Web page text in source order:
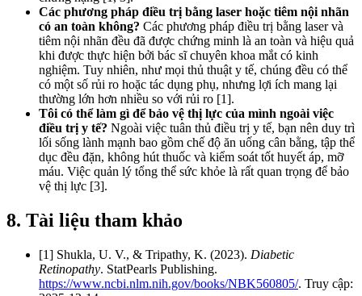
Các phương pháp điều trị bằng laser hoặc tiêm nội nhãn
có an toàn không? Các phương pháp điều trị bằng laser và
tiêm nội nhãn đều đã được chứng minh là an toàn và hiệu quả
khi được thực hiện bởi bác sĩ chuyên khoa mắt có kinh
nghiệm. Tuy nhiên, như mọi thủ thuật y tế, chúng đều có thể
có một số rủi ro hoặc tác dụng phụ, nhưng lợi ích mang lại
thường lớn hơn nhiều so với rủi ro [1].
Tôi có thể làm gì để bảo vệ thị lực của mình ngoài việc
điều trị y tế? Ngoài việc tuân thủ điều trị y tế, bạn nên duy trì
lối sống lành mạnh bao gồm chế độ ăn uống cân bằng, tập thể
dục đều đặn, không hút thuốc và kiểm soát tốt huyết áp, mỡ
máu. Việc quản lý tổng thể sức khỏe là rất quan trọng để bảo
vệ thị lực [3].
8. Tài liệu tham khảo
[1] Shukla, U. V., & Tripathy, K. (2023). Diabetic
Retinopathy. StatPearls Publishing.
https://www.ncbi.nlm.nih.gov/books/NBK560805/. Truy cập: